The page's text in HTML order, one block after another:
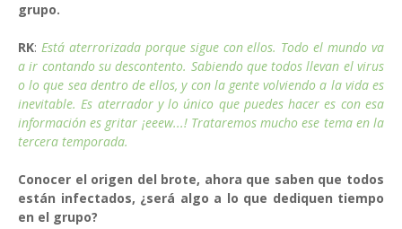
grupo.
RK: Está aterrorizada porque sigue con ellos. Todo el mundo va
a ir contando su descontento. Sabiendo que todos llevan el virus
o lo que sea dentro de ellos, y con la gente volviendo a la vida es
inevitable. Es aterrador y lo único que puedes hacer es con esa
información es gritar ¡eeew...! Trataremos mucho ese tema en la
tercera temporada.
Conocer el origen del brote, ahora que saben que todos
están infectados, ¿será algo a lo que dediquen tiempo
en el grupo?